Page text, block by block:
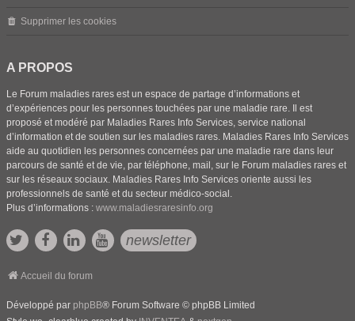
Supprimer les cookies
A PROPOS
Le Forum maladies rares est un espace de partage d’informations et
d’expériences pour les personnes touchées par une maladie rare. Il est
proposé et modéré par Maladies Rares Info Services, service national
d’information et de soutien sur les maladies rares. Maladies Rares Info Services
aide au quotidien les personnes concernées par une maladie rare dans leur
parcours de santé et de vie, par téléphone, mail, sur le Forum maladies rares et
sur les réseaux sociaux. Maladies Rares Info Services oriente aussi les
professionnels de santé et du secteur médico-social.
Plus d’informations : www.maladiesraresinfo.org
newsletter
Accueil du forum
Développé par phpBB® Forum Software © phpBB Limited